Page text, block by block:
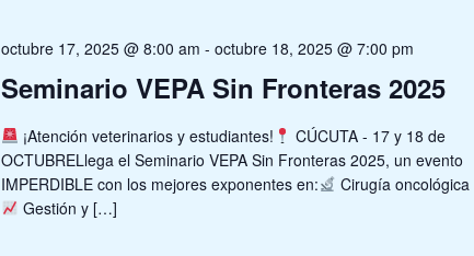
Seminario VEPA Sin Fronteras 2025
octubre 17, 2025 @ 8:00 am -octubre 18, 2025 @ 7:00 pm
¡Atención veterinarios y estudiantes!
CÚCUTA - 17 y 18 de
OCTUBRELlega el Seminario VEPA Sin Fronteras 2025, un evento
IMPERDIBLE con los mejores exponentes en:
Cirugía oncológica
Gestión y […]